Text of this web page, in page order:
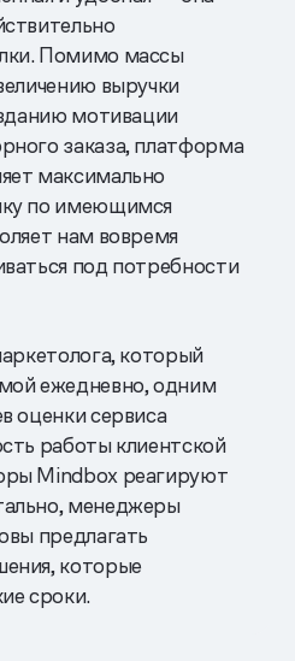
Помимо массы
выручки
мотивации
заказа, платформа
максимально
по имеющимся
нам вовремя
под потребности
который
ежедневно, одним
оценки сервиса
работы клиентской
Mindbox реагируют
менеджеры
предлагать
которые
сроки.